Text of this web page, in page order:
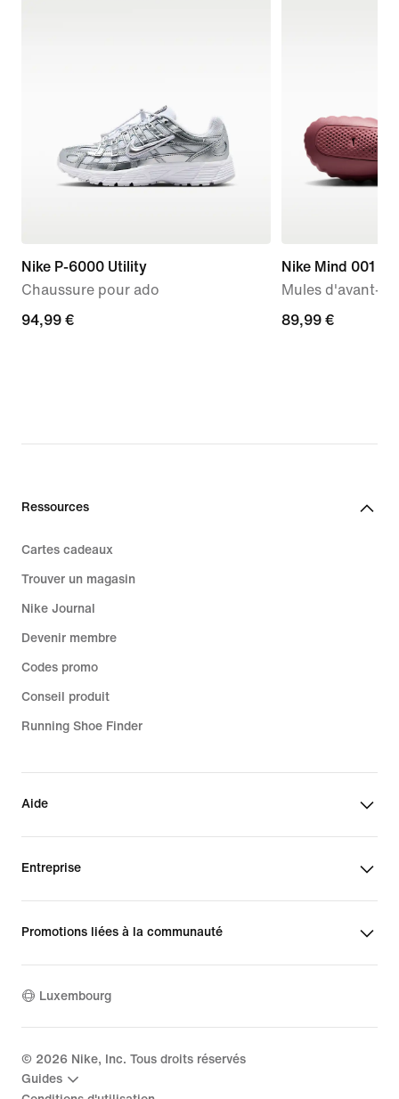
Nike P-6000 Utility
Chaussure pour ado
94,99 €
94,99 €
Nike Mind 001
Mules d'avant-
89,99 €
89,99 €
Ressources
Cartes cadeaux
Trouver un magasin
Nike Journal
Devenir membre
Codes promo
Conseil produit
Running Shoe Finder
Aide
Entreprise
Promotions liées à la communauté
Luxembourg
© 2026 Nike, Inc. Tous droits réservés
Guides